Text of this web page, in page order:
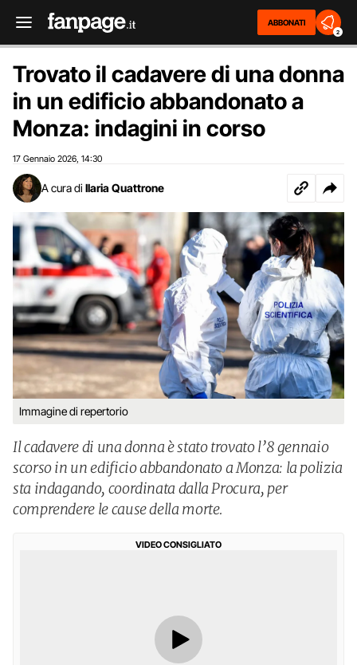
ABBONATI
2
Trovato il cadavere di una donna
in un edificio abbandonato a
Monza: indagini in corso
17 Gennaio 2026 14:30
A cura di Ilaria Quattrone
Immagine di repertorio
Il cadavere di una donna è stato trovato l’8 gennaio
scorso in un edificio abbandonato a Monza: la polizia
sta indagando, coordinata dalla Procura, per
comprendere le cause della morte.
VIDEO CONSIGLIATO